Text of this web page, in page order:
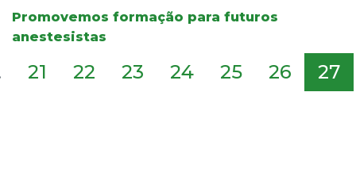
Promovemos formação para futuros
anestesistas
21 22 23 24 25 26 27